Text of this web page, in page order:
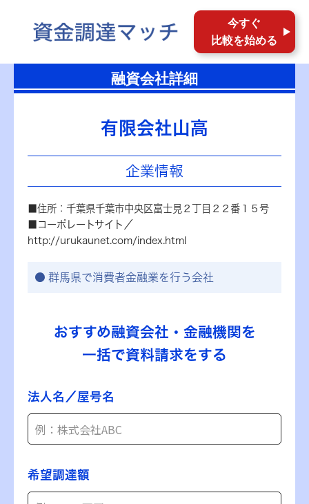
今すぐ
比較を始める
融資会社詳細
有限会社山高
企業情報
■住所：千葉県千葉市中央区富士見２丁目２２番１５号
■コーポレートサイト／
http://urukaunet.com/index.html
群馬県で消費者金融業を行う会社
おすすめ融資会社・金融機関を
一括で資料請求をする
法人名／屋号名
希望調達額